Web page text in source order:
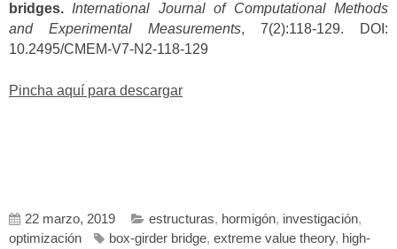
bridges. International Journal of Computational Methods
and Experimental Measurements, 7(2):118-129. DOI:
10.2495/CMEM-V7-N2-118-129
Pincha aquí para descargar
22 marzo, 2019 estructuras, hormigón, investigación,
optimización
box-girder bridge, extreme value theory, high-